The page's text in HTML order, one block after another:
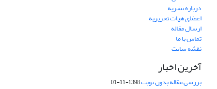
درباره نشریه
اعضای هیات تحریریه
ارسال مقاله
تماس با ما
نقشه سایت
آخرین اخبار
بررسی مقاله بدون نوبت1398-11-01